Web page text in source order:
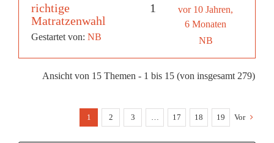
richtige
Matratzenwahl
Gestartet von: NB
1
vor 10 Jahren,
6 Monaten
NB
Ansicht von 15 Themen - 1 bis 15 (von insgesamt 279)
1 2 3 17 18 19 Vor